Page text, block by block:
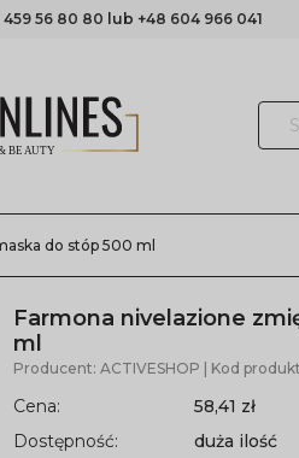
459 56 80 80 lub +48 604 966 041
do stóp 500 ml
Farmona nivelazione
ml
Producent:ACTIVESHOP | Kod
Cena:
58,41 zł
Dostępność:
duża ilość